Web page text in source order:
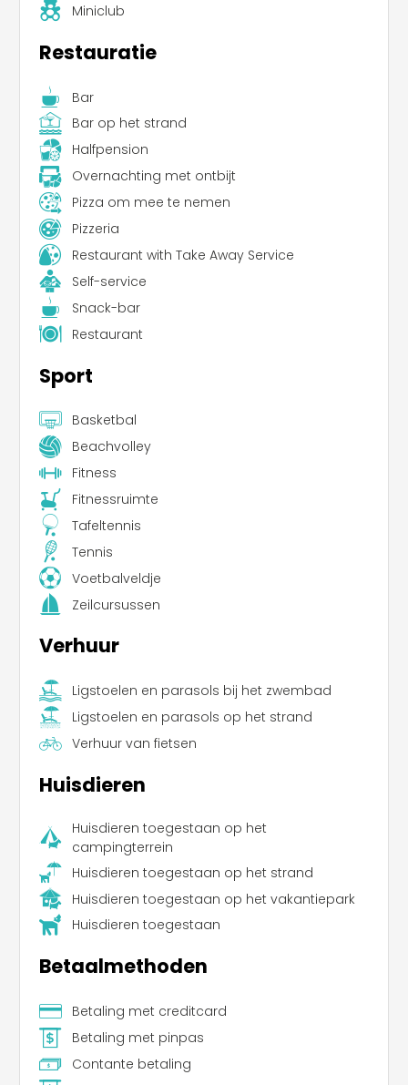
Miniclub
Restauratie
Bar
Bar op het strand
Halfpension
Overnachting met ontbijt
Pizza om mee te nemen
Pizzeria
Restaurant with Take Away Service
Self-service
Snack-bar
Restaurant
Sport
Basketbal
Beachvolley
Fitness
Fitnessruimte
Tafeltennis
Tennis
Voetbalveldje
Zeilcursussen
Verhuur
Ligstoelen en parasols bij het zwembad
Ligstoelen en parasols op het strand
Verhuur van fietsen
Huisdieren
Huisdieren toegestaan op het
campingterrein
Huisdieren toegestaan op het strand
Huisdieren toegestaan op het vakantiepark
Huisdieren toegestaan
Betaalmethoden
Betaling met creditcard
Betaling met pinpas
Contante betaling